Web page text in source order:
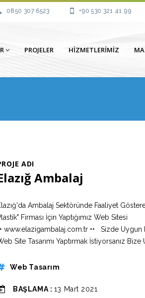
0850 307 6523 +90 530 321 41 99
PROJELER HIZMETLERIMIZ
ADI
Ambalaj
Ambalaj Sektöründe Faaliyet
Firması İçin Yaptığımız Web Sitesi
www.elazigambalaj.com.tr •• Sizde Uygun
Site Tasarımı Yaptırmak İstiyorsanız Bize
Web Tasarım
BAŞLAMA : 13 Mart 2021